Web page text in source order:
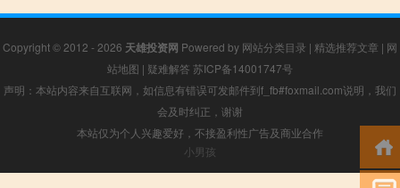
Copyright © 2012 - 2026 天雄投资网 Powered by 网站分类目录 | 精选推荐文章 | 网
站地图 | 疑难解答 苏ICP备14001747号
声明：本站内容来自互联网，如信息有错误可发邮件到f_fb#foxmail.com说明，我们
会及时纠正，谢谢
本站仅为个人兴趣爱好，不接盈利性广告及商业合作
小男孩